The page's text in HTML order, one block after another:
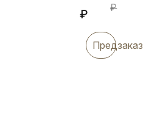
₽
₽
Предзаказ